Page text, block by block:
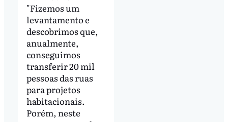
"Fizemos um
levantamento e
descobrimos que,
anualmente,
conseguimos
transferir 20 mil
pessoas das ruas
para projetos
habitacionais.
Porém, neste